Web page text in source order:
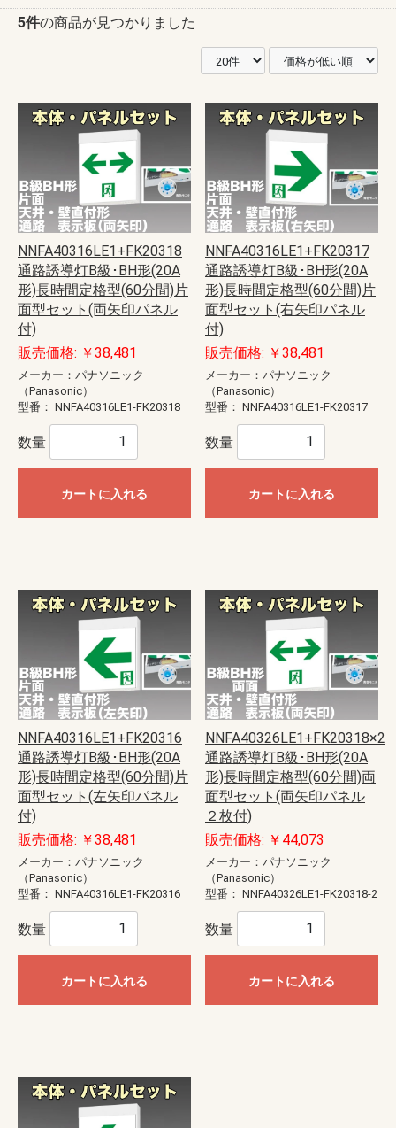
5件の商品が見つかりました
NNFA40316LE1+FK20318
通路誘導灯B級･BH形(20A
形)長時間定格型(60分間)片
面型セット(両矢印パネル
付)
販売価格: ￥38,481
メーカー：パナソニック
（Panasonic）
型番： NNFA40316LE1-FK20318
数量
カートに入れる
NNFA40316LE1+FK20317
通路誘導灯B級･BH形(20A
形)長時間定格型(60分間)片
面型セット(右矢印パネル
付)
販売価格: ￥38,481
メーカー：パナソニック
（Panasonic）
型番： NNFA40316LE1-FK20317
数量
カートに入れる
NNFA40316LE1+FK20316
通路誘導灯B級･BH形(20A
形)長時間定格型(60分間)片
面型セット(左矢印パネル
付)
販売価格: ￥38,481
メーカー：パナソニック
（Panasonic）
型番： NNFA40316LE1-FK20316
数量
カートに入れる
NNFA40326LE1+FK20318×2
通路誘導灯B級･BH形(20A
形)長時間定格型(60分間)両
面型セット(両矢印パネル
２枚付)
販売価格: ￥44,073
メーカー：パナソニック
（Panasonic）
型番： NNFA40326LE1-FK20318-2
数量
カートに入れる